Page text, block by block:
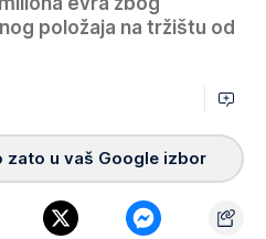
položaja na tržištu od
zato u vaš Google izbor